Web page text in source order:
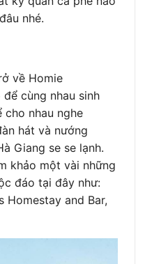
nhé.
về Homie
cùng nhau sinh
cho nhau nghe
hát và nướng
Giang se se lạnh.
khảo một vài những
đáo tại đây như:
Homestay and Bar,